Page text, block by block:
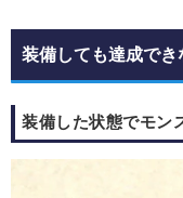
装備しても達成でき
装備した状態でモン